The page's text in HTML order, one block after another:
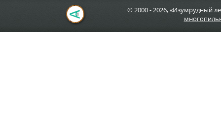
© 2000 - 2026, «Изумрудный